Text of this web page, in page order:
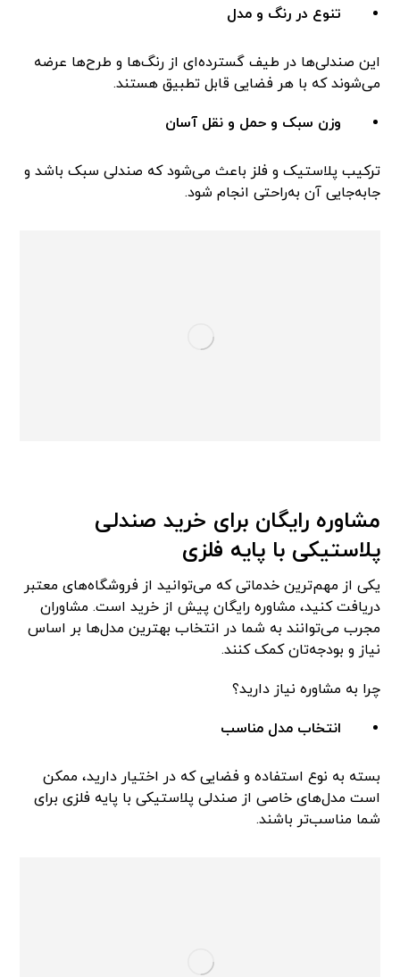
تنوع در رنگ و مدل
این صندلی‌ها در طیف گسترده‌ای از رنگ‌ها و طرح‌ها عرضه
می‌شوند که با هر فضایی قابل تطبیق هستند.
وزن سبک و حمل و نقل آسان
ترکیب پلاستیک و فلز باعث می‌شود که صندلی سبک باشد و
جابه‌جایی آن به‌راحتی انجام شود.
مشاوره رایگان برای خرید صندلی
پلاستیکی با پایه فلزی
یکی از مهم‌ترین خدماتی که می‌توانید از فروشگاه‌های معتبر
دریافت کنید، مشاوره رایگان پیش از خرید است. مشاوران
مجرب می‌توانند به شما در انتخاب بهترین مدل‌ها بر اساس
نیاز و بودجه‌تان کمک کنند.
چرا به مشاوره نیاز دارید؟
انتخاب مدل مناسب
بسته به نوع استفاده و فضایی که در اختیار دارید، ممکن
است مدل‌های خاصی از صندلی پلاستیکی با پایه فلزی برای
شما مناسب‌تر باشند.